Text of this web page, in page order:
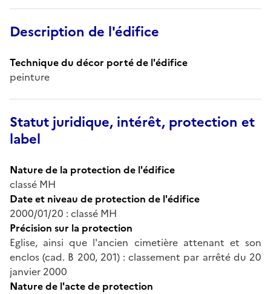
Description de l'édifice
Technique du décor porté de l'édifice
peinture
Statut juridique, intérêt, protection et
label
Nature de la protection de l'édifice
classé MH
Date et niveau de protection de l'édifice
2000/01/20 : classé MH
Précision sur la protection
Eglise, ainsi que l'ancien cimetière attenant et son
enclos (cad. B 200, 201) : classement par arrêté du 20
janvier 2000
Nature de l'acte de protection